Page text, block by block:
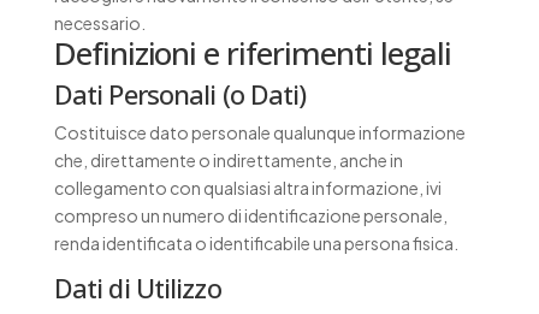
necessario.
Definizioni e riferimenti legali
Dati Personali (o Dati)
Costituisce dato personale qualunque informazione
che, direttamente o indirettamente, anche in
collegamento con qualsiasi altra informazione, ivi
compreso un numero di identificazione personale,
renda identificata o identificabile una persona fisica.
Dati di Utilizzo